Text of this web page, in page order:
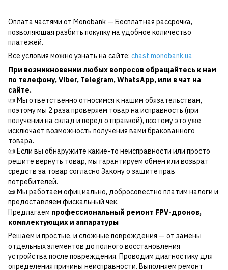
Оплата частями от Monobank — Бесплатная рассрочка,
позволяющая разбить покупку на удобное количество
платежей.
Все условия можно узнать на сайте: chast.monobank.ua
При возникновении любых вопросов обращайтесь к нам
по телефону,Viber, Telegram,WhatsApp, или в чат на
сайте.
📜 Мы ответственно относимся к нашим обязательствам,
поэтому мы 2 раза проверяем товар на исправность (при
получении на склад и перед отправкой), поэтому это уже
исключает возможность получения вами бракованного
товара.
📜 Если вы обнаружите какие-то неисправности или просто
решите вернуть товар, мы гарантируем обмен или возврат
средств за товар согласно Закону о защите прав
потребителей.
📜 Мы работаем официально, добросовестно платим налоги и
предоставляем фискальный чек.
Предлагаем профессиональный ремонт FPV-дронов,
комплектующих и аппаратуры
Решаем и простые, и сложные повреждения — от замены
отдельных элементов до полного восстановления
устройства после повреждения. Проводим диагностику для
определения причины неисправности. Выполняем ремонт